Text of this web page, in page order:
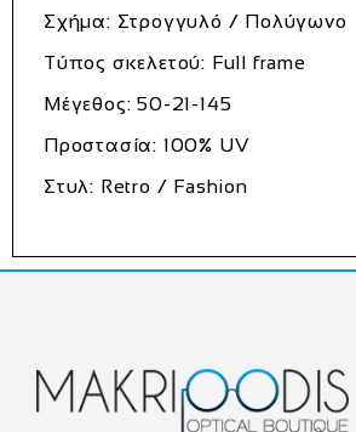
Σχήμα: Στρογγυλό / Πολύγωνο
Τύπος σκελετού: Full frame
Μέγεθος: 50-21-145
Προστασία: 100% UV
Στυλ: Retro / Fashion